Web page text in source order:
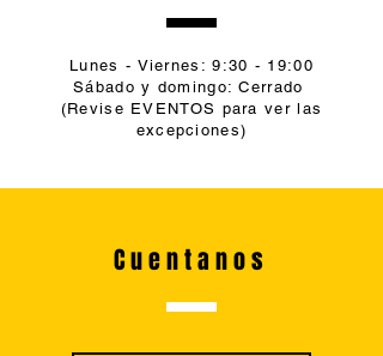
Lunes - Viernes: 9:30 - 19:00
Sábado y domingo: Cerrado
(Revise EVENTOS para ver las
excepciones)
Cuentanos